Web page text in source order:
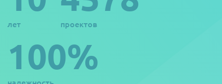
лет проектов
100%